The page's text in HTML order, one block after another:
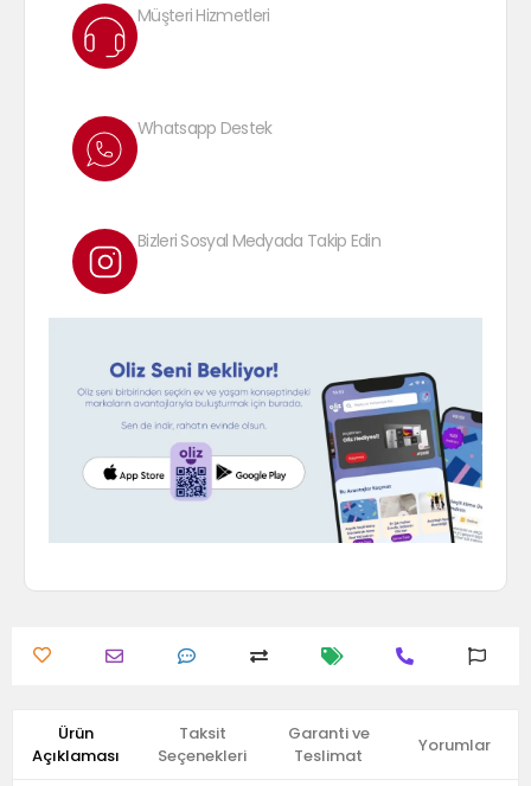
Müşteri Hizmetleri
Whatsapp Destek
Bizleri Sosyal Medyada Takip Edin
Ürün
Açıklaması
Taksit
Seçenekleri
Garanti ve
Teslimat
Yorumlar